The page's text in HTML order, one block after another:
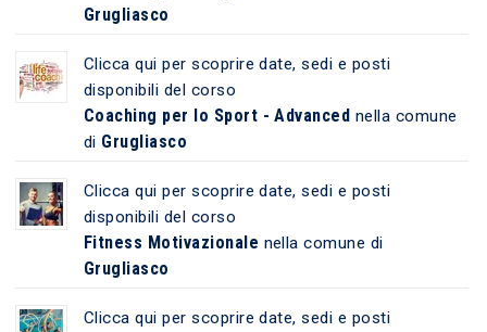
Grugliasco
Clicca qui per scoprire date, sedi e posti
disponibili del corso
Coaching per lo Sport - Advanced nella comune
di Grugliasco
Clicca qui per scoprire date, sedi e posti
disponibili del corso
Fitness Motivazionale nella comune di
Grugliasco
Clicca qui per scoprire date, sedi e posti